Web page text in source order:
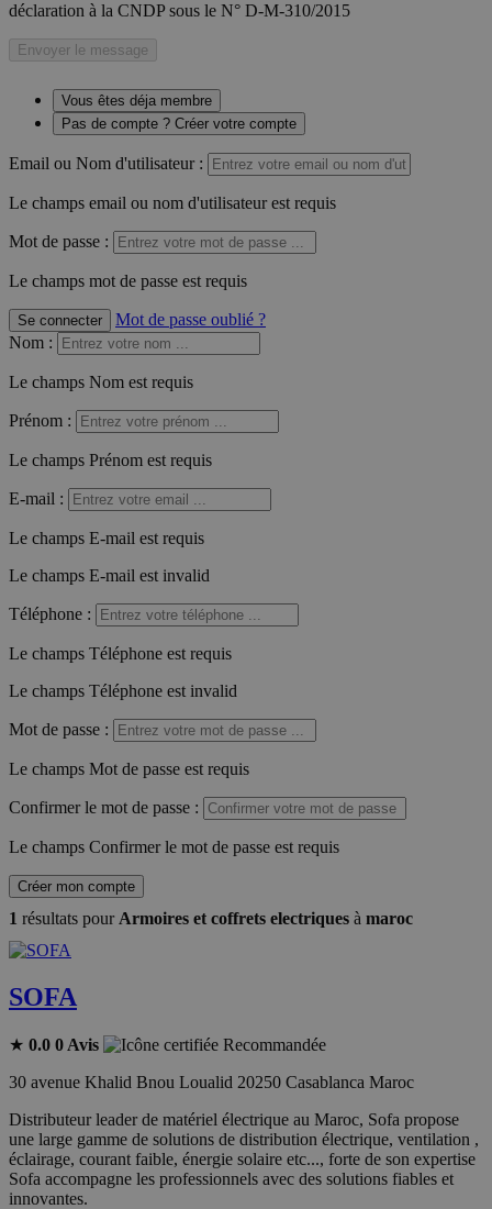
déclaration à la CNDP sous le N° D-M-310/2015
Envoyer le message
Vous êtes déja membre
Pas de compte ? Créer votre compte
Email ou Nom d'utilisateur :
Le champs email ou nom d'utilisateur est requis
Mot de passe :
Le champs mot de passe est requis
Se connecter
Mot de passe oublié ?
Nom :
Le champs Nom est requis
Prénom :
Le champs Prénom est requis
E-mail :
Le champs E-mail est requis
Le champs E-mail est invalid
Téléphone :
Le champs Téléphone est requis
Le champs Téléphone est invalid
Mot de passe :
Le champs Mot de passe est requis
Confirmer le mot de passe :
Le champs Confirmer le mot de passe est requis
Créer mon compte
1 résultats pour Armoires et coffrets electriques à maroc
SOFA
★ 0.0 0 Avis
Recommandée
30 avenue Khalid Bnou Loualid 20250 Casablanca Maroc
Distributeur leader de matériel électrique au Maroc, Sofa propose
une large gamme de solutions de distribution électrique, ventilation ,
éclairage, courant faible, énergie solaire etc..., forte de son expertise
Sofa accompagne les professionnels avec des solutions fiables et
innovantes.